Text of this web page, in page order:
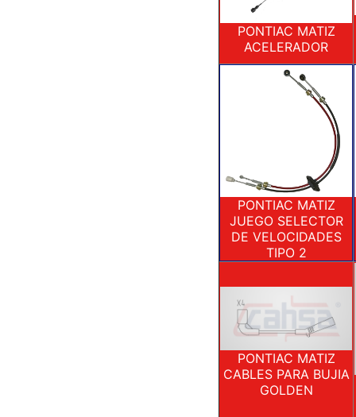
PONTIAC MATIZ
ACELERADOR
PONTIAC MATIZ
JUEGO SELECTOR
DE VELOCIDADES
TIPO 2
PONTIAC MATIZ
CABLES PARA BUJIA
GOLDEN